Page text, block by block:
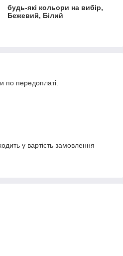
будь-які кольори на вибір,
Бежевий, Білий
по передоплаті.
у вартість замовлення